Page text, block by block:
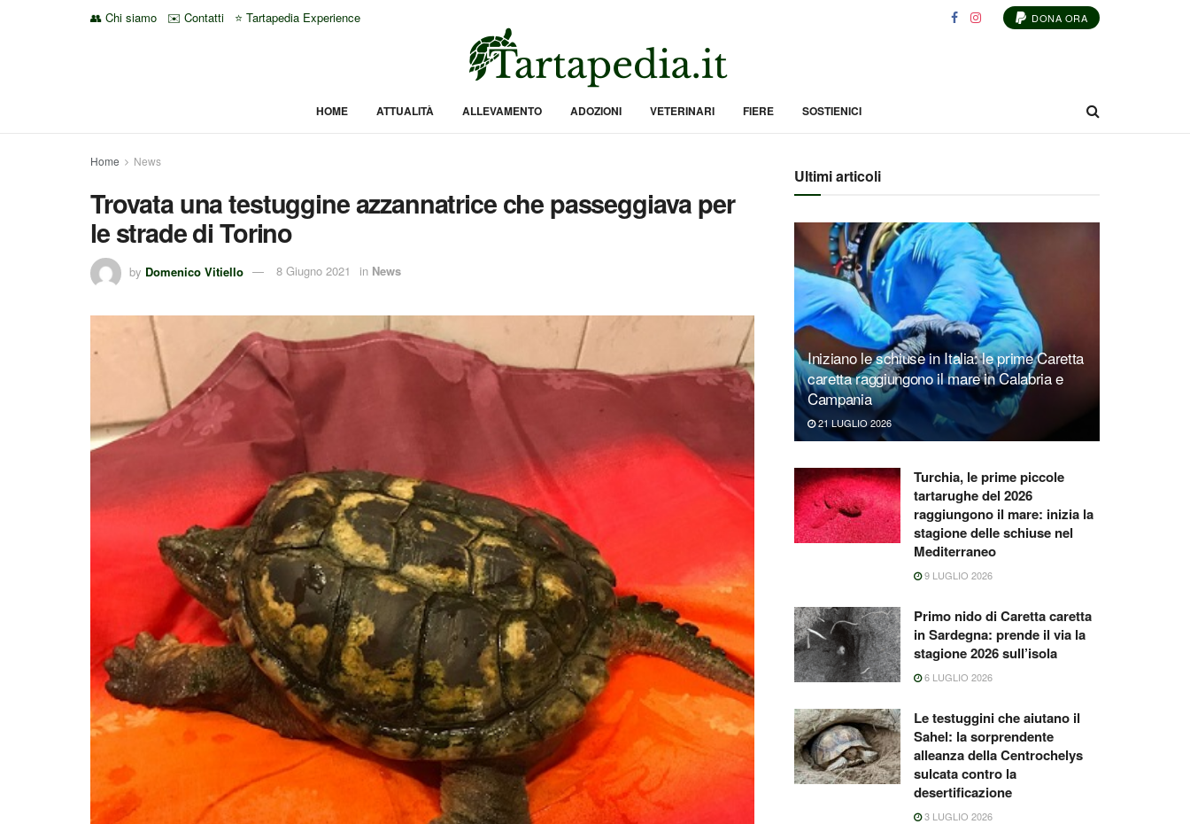
👥 Chi siamo ✉️ Contatti ⭐ Tartapedia Experience DONA ORA
HOME ATTUALITÀ ALLEVAMENTO ADOZIONI VETERINARI FIERE SOSTIENICI
Home News
Trovata una testuggine azzannatrice che passeggiava per
le strade di Torino
by Domenico Vitiello 8 Giugno 2021 in News
Ultimi articoli
Iniziano le schiuse in Italia: le prime Caretta
caretta raggiungono il mare in Calabria e
Campania
21 LUGLIO 2026
Turchia, le prime piccole
tartarughe del 2026
raggiungono il mare: inizia la
stagione delle schiuse nel
Mediterraneo
9 LUGLIO 2026
Primo nido di Caretta caretta
in Sardegna: prende il via la
stagione 2026 sull’isola
6 LUGLIO 2026
Le testuggini che aiutano il
Sahel: la sorprendente
alleanza della Centrochelys
sulcata contro la
desertificazione
3 LUGLIO 2026